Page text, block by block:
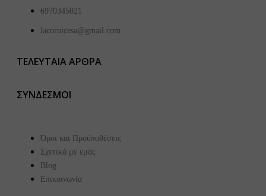
6970345021
lacornicesa@gmail.com
ΤΕΛΕΥΤΑΙΑ ΑΡΘΡΑ
ΣΥΝΔΕΣΜΟΙ
Όροι και Προϋποθέσεις
Σχετικά με εμάς
Blog
Επικοινωνία